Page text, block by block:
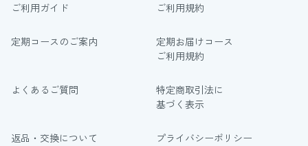
ご利用ガイド ご利用規約
定期コースのご案内
定期お届けコース
ご利用規約
よくあるご質問
特定商取引法に
基づく表示
返品・交換について プライバシーポリシー